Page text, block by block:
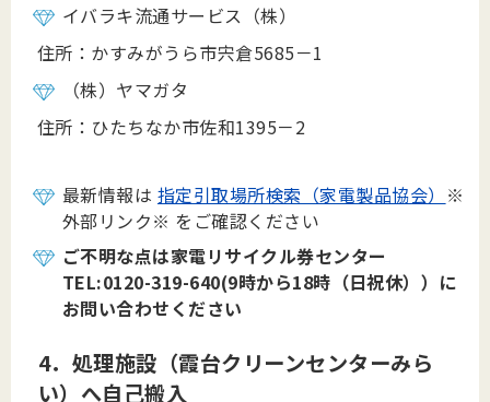
イバラキ流通サービス（株）
住所：かすみがうら市宍倉5685－1
（株）ヤマガタ
住所：ひたちなか市佐和1395－2
最新情報は 指定引取場所検索（家電製品協会） ※
外部リンク※ をご確認ください
ご不明な点は家電リサイクル券センター
TEL:0120-319-640(9時から18時（日祝休））に
お問い合わせください
4．処理施設（霞台クリーンセンターみら
い）へ自己搬入